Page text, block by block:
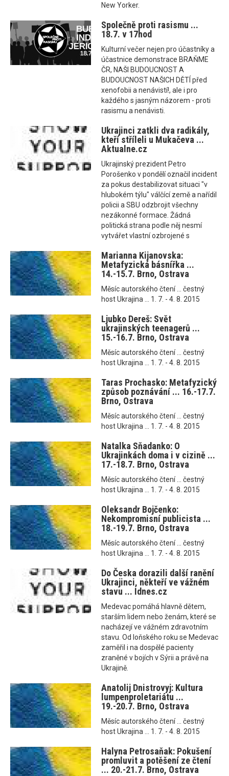
New Yorker.
Společně proti rasismu ...
18.7. v 17hod
Kulturní večer nejen pro účastníky a
účastnice demonstrace BRAŇME
ČR, NAŠI BUDOUCNOST A
BUDOUCNOST NAŠICH DĚTÍ před
xenofobii a nenávistí!, ale i pro
každého s jasným názorem - proti
rasismu a nenávisti.
Ukrajinci zatkli dva radikály,
kteří stříleli u Mukačeva ...
Aktualne.cz
Ukrajinský prezident Petro
Porošenko v pondělí označil incident
za pokus destabilizovat situaci "v
hlubokém týlu" válčící země a nařídil
policii a SBU odzbrojit všechny
nezákonné formace. Žádná
politická strana podle něj nesmí
vytvářet vlastní ozbrojené s
Marianna Kijanovska:
Metafyzická básnířka ...
14.-15.7. Brno, Ostrava
Měsíc autorského čtení ... čestný
host Ukrajina ... 1. 7. - 4. 8. 2015
Ljubko Dereš: Svět
ukrajinských teenagerů ...
15.-16.7. Brno, Ostrava
Měsíc autorského čtení ... čestný
host Ukrajina ... 1. 7. - 4. 8. 2015
Taras Prochasko: Metafyzický
způsob poznávání ... 16.-17.7.
Brno, Ostrava
Měsíc autorského čtení ... čestný
host Ukrajina ... 1. 7. - 4. 8. 2015
Natalka Sňadanko: O
Ukrajinkách doma i v cizině ...
17.-18.7. Brno, Ostrava
Měsíc autorského čtení ... čestný
host Ukrajina ... 1. 7. - 4. 8. 2015
Oleksandr Bojčenko:
Nekompromisní publicista ...
18.-19.7. Brno, Ostrava
Měsíc autorského čtení ... čestný
host Ukrajina ... 1. 7. - 4. 8. 2015
Do Česka dorazili další ranění
Ukrajinci, někteří ve vážném
stavu ... Idnes.cz
Medevac pomáhá hlavně dětem,
starším lidem nebo ženám, které se
nacházejí ve vážném zdravotním
stavu. Od loňského roku se Medevac
zaměřil i na dospělé pacienty
zraněné v bojích v Sýrii a právě na
Ukrajině.
Anatolij Dnistrovyj: Kultura
lumpenproletariátu ...
19.-20.7. Brno, Ostrava
Měsíc autorského čtení ... čestný
host Ukrajina ... 1. 7. - 4. 8. 2015
Halyna Petrosaňak: Pokušení
promluvit a potěšení ze čtení
... 20.-21.7. Brno, Ostrava